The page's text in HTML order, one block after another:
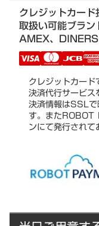
クレジットカード
取扱い可能ブラ
AMEX、DINERS
クレジットカー
決済代行サービス
決済情報はSSL
す。また
ンにて発行されて